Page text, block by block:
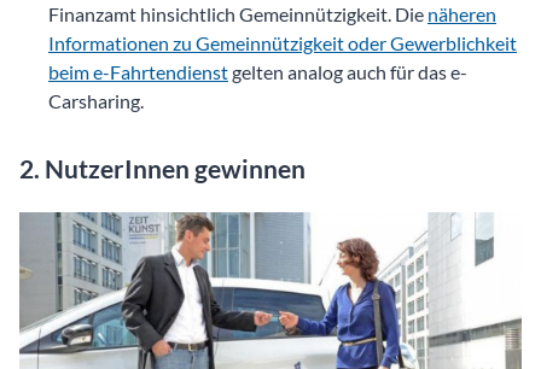
Finanzamt hinsichtlich Gemeinnützigkeit. Die näheren
Informationen zu Gemeinnützigkeit oder Gewerblichkeit
beim e-Fahrtendienstgelten analog auch für das e-
Carsharing.
2. NutzerInnen gewinnen